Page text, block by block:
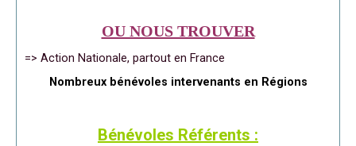
OU NOUS TROUVER
=> Action Nationale, partout en France
Nombreux bénévoles intervenants en Régions
Bénévoles Référents :